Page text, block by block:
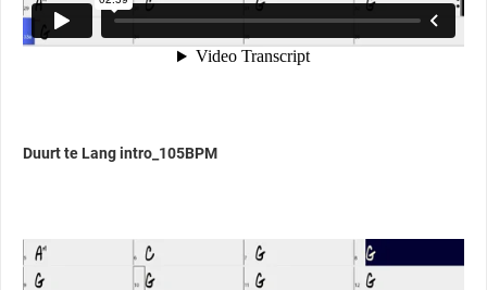
Duurt te Lang intro_105BPM